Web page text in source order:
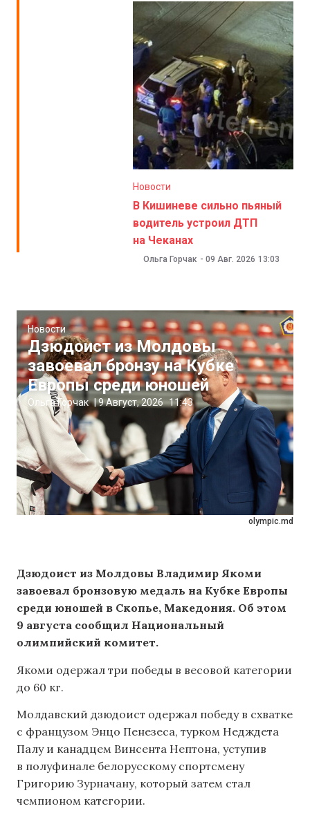
Новости
В Кишиневе сильно пьяный
водитель устроил ДТП
на Чеканах
Ольга Горчак - 09 Авг. 2026 13:03
olympic.md
Новости
Дзюдоист из Молдовы
завоевал бронзу на Кубке
Европы среди юношей
Ольга Горчак |9 Август, 2026 11:43
Дзюдоист из Молдовы Владимир Якоми
завоевал бронзовую медаль на Кубке Европы
среди юношей в Скопье, Македония. Об этом
9 августа сообщил Национальный
олимпийский комитет.
Якоми одержал три победы в весовой категории
до 60 кг.
Молдавский дзюдоист одержал победу в схватке
с французом Энцо Пенезеса, турком Недждета
Палу и канадцем Винсента Нептона, уступив
в полуфинале белорусскому спортсмену
Григорию Зурначану, который затем стал
чемпионом категории.